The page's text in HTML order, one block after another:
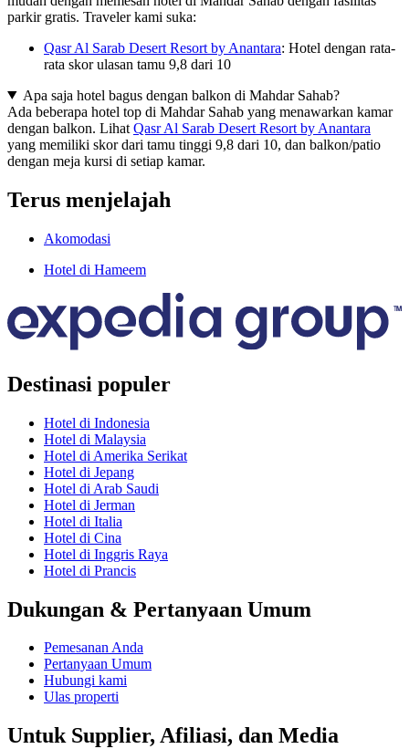
parkir gratis. Traveler kami suka:
Qasr Al Sarab Desert Resort by Anantara: Hotel dengan rata-
rata skor ulasan tamu 9,8 dari 10
Apa saja hotel bagus dengan balkon di Mahdar Sahab?
Ada beberapa hotel top di Mahdar Sahab yang menawarkan kamar
dengan balkon. Lihat Qasr Al Sarab Desert Resort by Anantara
yang memiliki skor dari tamu tinggi 9,8 dari 10, dan balkon/patio
dengan meja kursi di setiap kamar.
Terus menjelajah
Akomodasi
Hotel di Hameem
Destinasi populer
Hotel di Indonesia
Hotel di Malaysia
Hotel di Amerika Serikat
Hotel di Jepang
Hotel di Arab Saudi
Hotel di Jerman
Hotel di Italia
Hotel di Cina
Hotel di Inggris Raya
Hotel di Prancis
Dukungan & Pertanyaan Umum
Pemesanan Anda
Pertanyaan Umum
Hubungi kami
Ulas properti
Untuk Supplier, Afiliasi, dan Media